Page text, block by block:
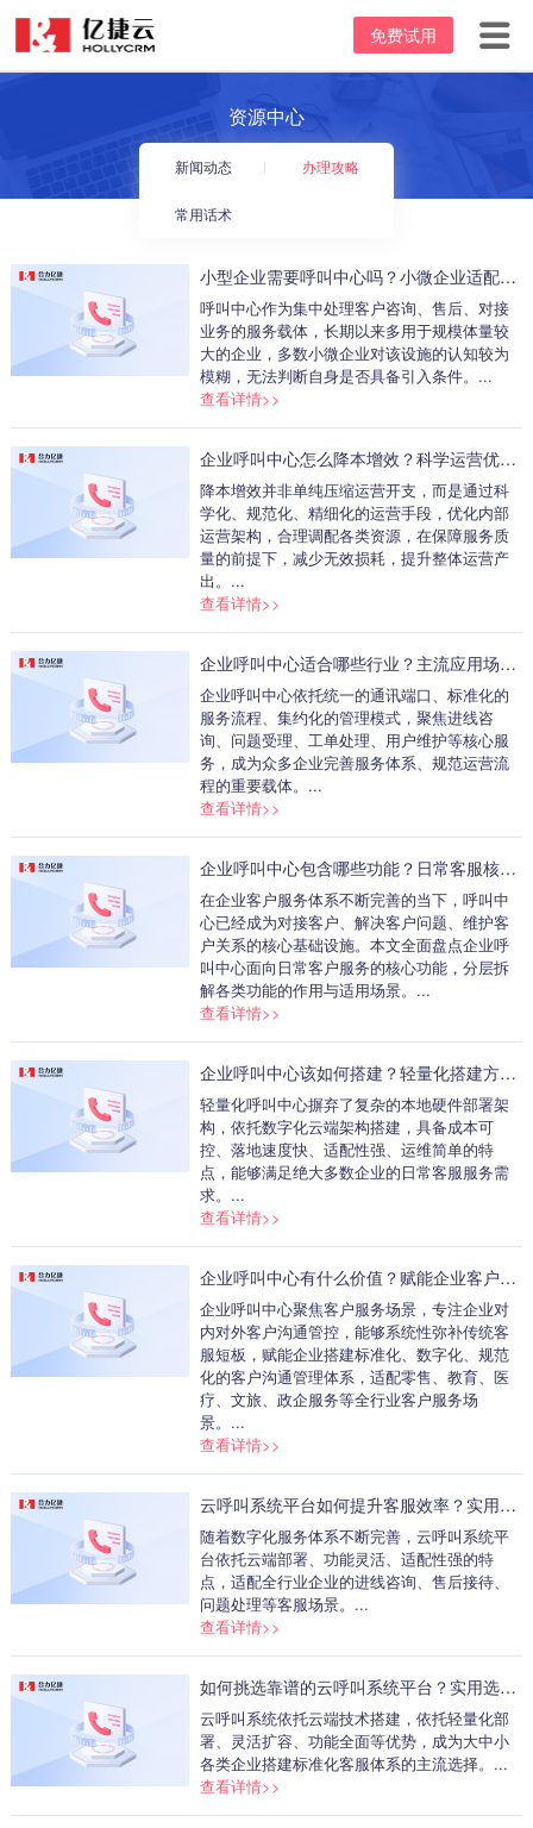
免费试用
客服电话系统
电话外呼系统
外呼机器人
95呼叫中心
客户案例
资源中心
新闻动态
办理攻略
常用话术
关于我们
公司介绍
发展里程碑
联系我们
资源中心
新闻动态 办理攻略
常用话术
小型企业需要呼叫中心吗？小微企业适配性分析
呼叫中心作为集中处理客户咨询、售后、对接
业务的服务载体，长期以来多用于规模体量较
大的企业，多数小微企业对该设施的认知较为
模糊，无法判断自身是否具备引入条件。...
查看详情>>
企业呼叫中心怎么降本增效？科学运营优化方案
降本增效并非单纯压缩运营开支，而是通过科
学化、规范化、精细化的运营手段，优化内部
运营架构，合理调配各类资源，在保障服务质
量的前提下，减少无效损耗，提升整体运营产
出。...
查看详情>>
企业呼叫中心适合哪些行业？主流应用场景梳理
企业呼叫中心依托统一的通讯端口、标准化的
服务流程、集约化的管理模式，聚焦进线咨
询、问题受理、工单处理、用户维护等核心服
务，成为众多企业完善服务体系、规范运营流
程的重要载体。...
查看详情>>
企业呼叫中心包含哪些功能？日常客服核心功能盘点
在企业客户服务体系不断完善的当下，呼叫中
心已经成为对接客户、解决客户问题、维护客
户关系的核心基础设施。本文全面盘点企业呼
叫中心面向日常客户服务的核心功能，分层拆
解各类功能的作用与适用场景。...
查看详情>>
企业呼叫中心该如何搭建？轻量化搭建方法讲解
轻量化呼叫中心摒弃了复杂的本地硬件部署架
构，依托数字化云端架构搭建，具备成本可
控、落地速度快、适配性强、运维简单的特
点，能够满足绝大多数企业的日常客服服务需
求。...
查看详情>>
企业呼叫中心有什么价值？赋能企业客户沟通管理
企业呼叫中心聚焦客户服务场景，专注企业对
内对外客户沟通管控，能够系统性弥补传统客
服短板，赋能企业搭建标准化、数字化、规范
化的客户沟通管理体系，适配零售、教育、医
疗、文旅、政企服务等全行业客户服务场
景。...
查看详情>>
云呼叫系统平台如何提升客服效率？实用使用技巧
随着数字化服务体系不断完善，云呼叫系统平
台依托云端部署、功能灵活、适配性强的特
点，适配全行业企业的进线咨询、售后接待、
问题处理等客服场景。...
查看详情>>
如何挑选靠谱的云呼叫系统平台？实用选购攻略
云呼叫系统依托云端技术搭建，依托轻量化部
署、灵活扩容、功能全面等优势，成为大中小
各类企业搭建标准化客服体系的主流选择。...
查看详情>>